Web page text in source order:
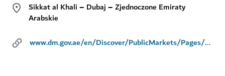
Sikkat al Khali – Dubaj – Zjednoczone Emiraty
Arabskie
www.dm.gov.ae/en/Discover/PublicMarkets/Pages/Default.aspx